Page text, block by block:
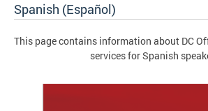
Spanish (Español)
This page contains information about DC
services for Spanish